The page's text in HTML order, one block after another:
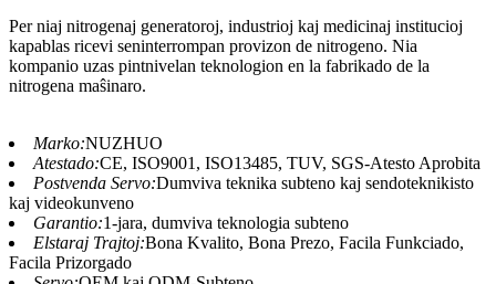
Per niaj nitrogenaj generatoroj, industrioj kaj medicinaj institucioj
kapablas ricevi seninterrompan provizon de nitrogeno. Nia
kompanio uzas pintnivelan teknologion en la fabrikado de la
nitrogena maŝinaro.
Marko:NUZHUO
Atestado:CE, ISO9001, ISO13485, TUV, SGS-Atesto Aprobita
Postvenda Servo:Dumviva teknika subteno kaj sendoteknikisto
kaj videokunveno
Garantio:1-jara, dumviva teknologia subteno
Elstaraj Trajtoj:Bona Kvalito, Bona Prezo, Facila Funkciado,
Facila Prizorgado